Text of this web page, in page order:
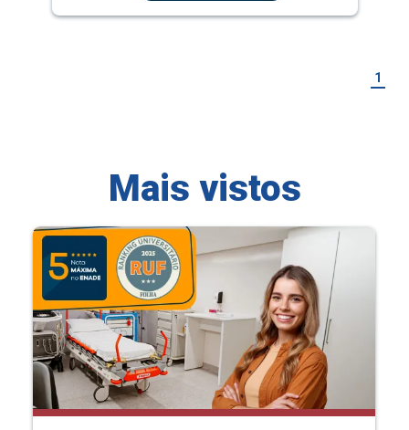
1
Mais vistos